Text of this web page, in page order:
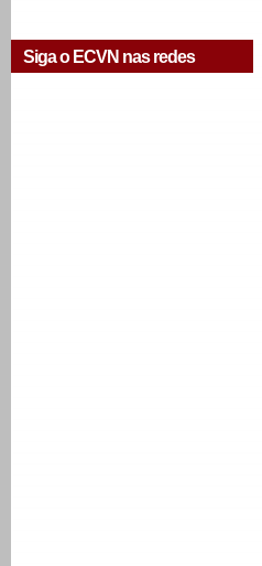
Siga o ECVN nas redes